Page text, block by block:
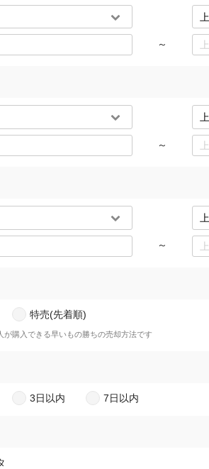
～
～
～
特売(先着順)
購入できる早いもの勝ちの売却方法です
3日以内 7日以内